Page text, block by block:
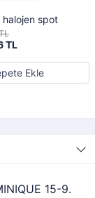
halojen spot
TL
Ekle
15-9.